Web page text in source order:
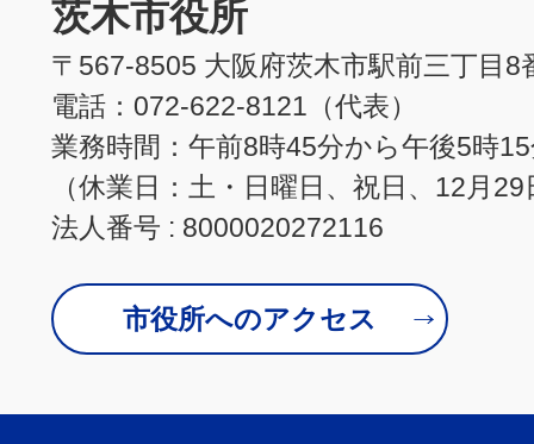
茨木市役所
〒567-8505 大阪府茨木市駅前三丁目8
電話：072-622-8121（代表）
業務時間：午前8時45分から午後5時
（休業日：土・日曜日、祝日、12月
法人番号 : 8000020272116
市役所へのアクセス